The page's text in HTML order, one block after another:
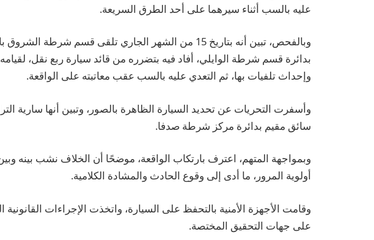
عليه بالسب أثناء سيرهما على أحد الطرق السريعة.
وبالفحص، تبين أنه بتاريخ 15 من الشهر الجاري تلقى قسم
بدائرة قسم شرطة الوايلي، أفاد فيه بتضرره من قائد سيارة ربع نقل،
وإحداث تلفيات بها، ثم التعدي عليه بالسب عقب معاتبته على الواقعة.
وأسفرت التحريات عن تحديد السيارة الظاهرة بالصور، وتبين أنها سارية
سائق مقيم بدائرة مركز شرطة صدفا.
وبمواجهة المتهم، اعترف بارتكاب الواقعة، موضحًا أن الخلاف نشب بينه
أولوية المرور، ما أدى إلى وقوع الحادث والمشادة الكلامية.
وقامت الأجهزة الأمنية بالتحفظ على السيارة، واتخذت الإجراءات القانونية
على جهات التحقيق المختصة.